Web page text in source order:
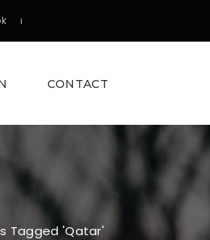
CONTACT
Tagged 'Qatar'